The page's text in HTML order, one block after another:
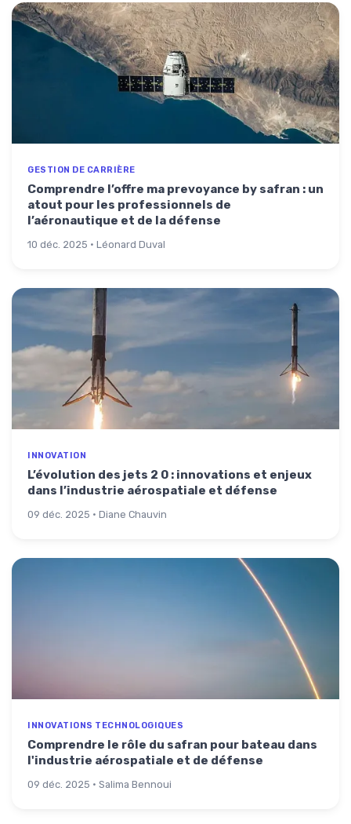
GESTION DE CARRIÈRE
Comprendre l’offre ma prevoyance by safran : un
atout pour les professionnels de
l’aéronautique et de la défense
10 déc. 2025 · Léonard Duval
INNOVATION
L’évolution des jets 2 0 : innovations et enjeux
dans l’industrie aérospatiale et défense
09 déc. 2025 · Diane Chauvin
INNOVATIONS TECHNOLOGIQUES
Comprendre le rôle du safran pour bateau dans
l'industrie aérospatiale et de défense
09 déc. 2025 · Salima Bennoui